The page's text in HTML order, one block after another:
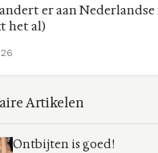
er aan
het al)
Artikelen
Ontbijten is goed!